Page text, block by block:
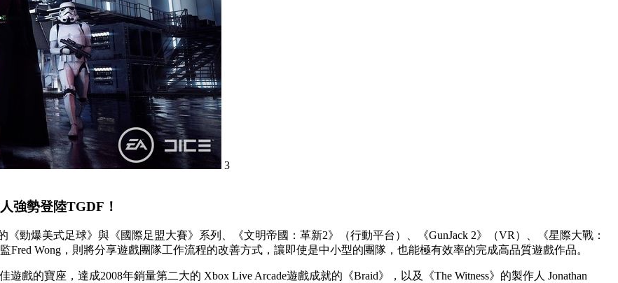
3
強勢登陸TGDF！
勁爆美式足球》與《國際足盟大賽》系列、《文明帝國：革新2》（行動平台）、《GunJack 2》（VR）、《星際大戰：
Wong，則將分享遊戲團隊工作流程的改善方式，讓即使是中小型的團隊，也能極有效率的完成高品質遊戲作品。
戲的寶座，達成2008年銷量第二大的 Xbox Live Arcade遊戲成就的《Braid》，以及《The Witness》的製作人 Jonathan